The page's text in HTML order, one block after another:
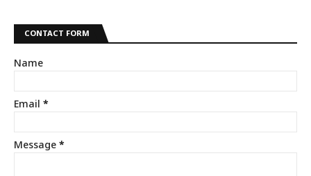
CONTACT FORM
Name
Email *
Message *